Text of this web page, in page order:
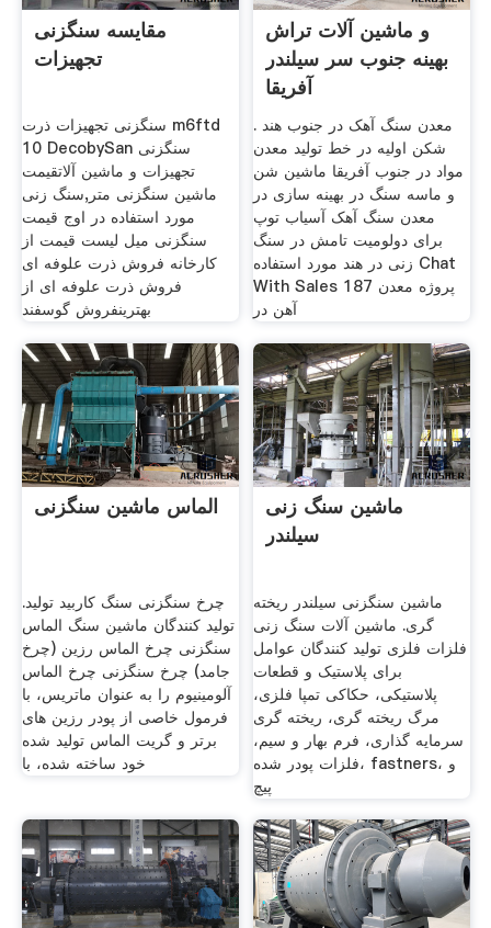
مقایسه سنگزنی
تجهیزات
سنگزنی تجهیزات ذرت m6ftd
10 DecobySan سنگزنی
تجهیزات و ماشین آلاتقیمت
ماشین سنگزنی متر,سنگ زنی
مورد استفاده در اوج قیمت
سنگزنی میل لیست قیمت از
کارخانه فروش ذرت علوفه ای
فروش ذرت علوفه ای از
بهترینفروش گوسفند
و ماشین آلات تراش
بهینه جنوب سر سیلندر
آفریقا
معدن سنگ آهک در جنوب هند .
شکن اولیه در خط تولید معدن
مواد در جنوب آفریقا ماشین شن
و ماسه سنگ در بهینه سازی در
معدن سنگ آهک آسیاب توپ
برای دولومیت تامش در سنگ
زنی در هند مورد استفاده Chat
With Sales 187 پروژه معدن
آهن در
الماس ماشین سنگزنی
چرخ سنگزنی سنگ کاربید تولید.
تولید کنندگان ماشین سنگ الماس
سنگزنی چرخ الماس رزین (چرخ
جامد) چرخ سنگزنی چرخ الماس
آلومینیوم را به عنوان ماتریس، با
فرمول خاصی از پودر رزین های
برتر و گریت الماس تولید شده
خود ساخته شده، با
ماشین سنگ زنی
سیلندر
ماشین سنگزنی سیلندر ریخته
گری. ماشین آلات سنگ زنی
فلزات فلزی تولید کنندگان عوامل
برای پلاستیک و قطعات
پلاستیکی، حکاکی تمپا فلزی،
مرگ ریخته گری، ریخته گری
سرمایه گذاری، فرم بهار و سیم،
فلزات پودر شده، fastners، و
پیچ